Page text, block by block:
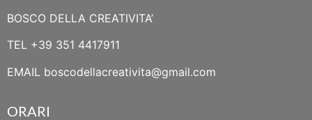
BOSCO DELLA CREATIVITA’
TEL +39 351 4417911
EMAIL boscodellacreativita@gmail.com
ORARI